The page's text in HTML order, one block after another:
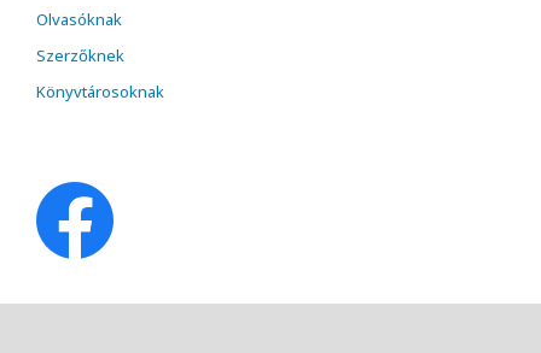
Olvasóknak
Szerzőknek
Könyvtárosoknak